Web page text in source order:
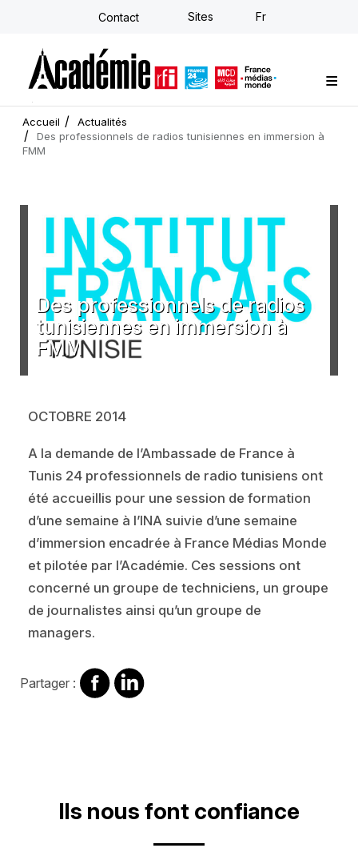
Aller
principal
Contact Sites Fr
Formations sur-mesure
Conseil stratégique
E-learning individuel
L'Académie
Actualités
Newsletter
Accueil
Actualités
Des professionnels de radios tunisiennes en immersion à
FMM
Des professionnels de radios
tunisiennes en immersion à
FMM
OCTOBRE 2014
A la demande de l’Ambassade de France à
Tunis 24 professionnels de radio tunisiens ont
été accueillis pour une session de formation
d’une semaine à l’INA suivie d’une semaine
d’immersion encadrée à France Médias Monde
et pilotée par l’Académie. Ces sessions ont
concerné un groupe de techniciens, un groupe
de journalistes ainsi qu’un groupe de
managers.
Partager : Partager
sur
Partager
sur
Ils nous font confiance